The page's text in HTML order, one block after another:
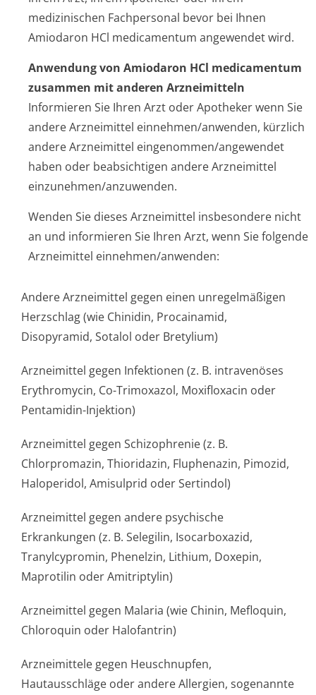
medizinischen Fachpersonal bevor bei Ihnen
Amiodaron HCl medicamentum angewendet wird.
Anwendung von Amiodaron HCl medicamentum
zusammen mit anderen Arzneimitteln
Informieren Sie Ihren Arzt oder Apotheker wenn Sie
andere Arzneimittel einnehmen/anwenden, kürzlich
andere Arzneimittel eingenommen/an­gewendet
haben oder beabsichtigen andere Arzneimittel
einzunehmen/an­zuwenden.
Wenden Sie dieses Arzneimittel insbesondere nicht
an und informieren Sie Ihren Arzt, wenn Sie folgende
Arzneimittel einnehmen/anwenden:
Andere Arzneimittel gegen einen unregelmäßigen
Herzschlag (wie Chinidin, Procainamid,
Disopyramid, Sotalol oder Bretylium)
Arzneimittel gegen Infektionen (z. B. intravenöses
Erythromycin, Co-Trimoxazol, Moxifloxacin oder
Pentamidin-Injektion)
Arzneimittel gegen Schizophrenie (z. B.
Chlorpromazin, Thioridazin, Fluphenazin, Pimozid,
Haloperidol, Amisulprid oder Sertindol)
Arzneimittel gegen andere psychische
Erkrankungen (z. B. Selegilin, Isocarboxazid,
Tranylcypromin, Phenelzin, Lithium, Doxepin,
Maprotilin oder Amitriptylin)
Arzneimittel gegen Malaria (wie Chinin, Mefloquin,
Chloroquin oder Halofantrin)
Arzneimittele gegen Heuschnupfen,
Hautausschläge oder andere Allergien, sogenannte